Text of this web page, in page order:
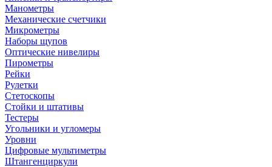
Манометры
Механические счетчики
Микрометры
Наборы щупов
Оптические нивелиры
Пирометры
Рейки
Рулетки
Стетоскопы
Стойки и штативы
Тестеры
Угольники и угломеры
Уровни
Цифровые мультиметры
Штангенциркули